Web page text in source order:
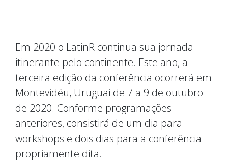
Em 2020 o LatinR continua sua jornada
itinerante pelo continente. Este ano, a
terceira edição da conferência ocorrerá em
Montevidéu, Uruguai de 7 a 9 de outubro
de 2020. Conforme programações
anteriores, consistirá de um dia para
workshops e dois dias para a conferência
propriamente dita.